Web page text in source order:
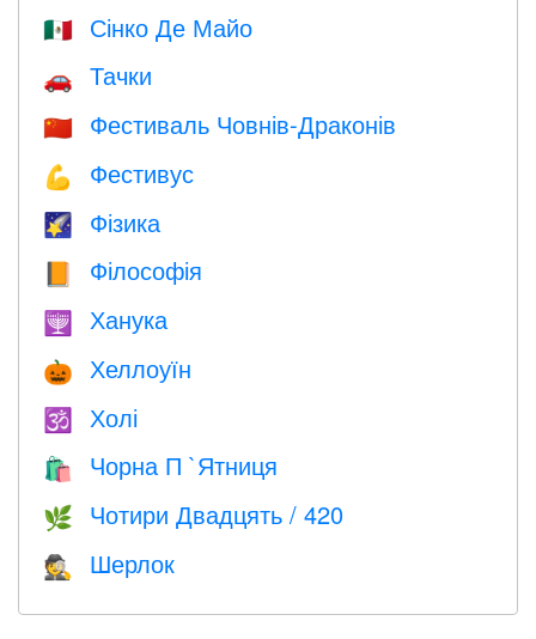
🇲🇽 Сінко Де Майо
🚗 Тачки
🇨🇳 Фестиваль Човнів-Драконів
💪 Фестивус
🌠 Фізика
📙 Філософія
🕎 Ханука
🎃 Хеллоуїн
🕉 Холі
🛍 Чорна П `Ятниця
🌿 Чотири Двадцять / 420
🕵️ Шерлок